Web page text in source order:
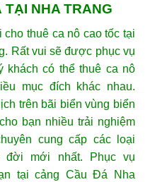
NHA TRANG
thuê ca nô cao tốc tại
Rất vui sẽ được phục vụ
khách có thể thuê ca nô
mục đích khác nhau.
trên bãi biển vùng biển
bạn nhiều trải nghiệm
cung cấp các loại
đời mới nhất. Phục vụ
tại cảng Cầu Đá Nha